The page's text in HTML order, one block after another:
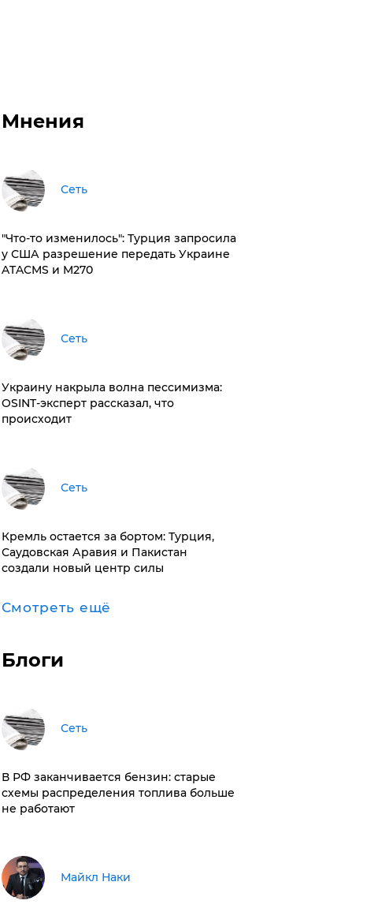
Мнения
Сеть
​"Что-то изменилось": Турция запросила
у США разрешение передать Украине
ATACMS и M270
Сеть
​Украину накрыла волна пессимизма:
OSINT-эксперт рассказал, что
происходит
Сеть
​Кремль остается за бортом: Турция,
Саудовская Аравия и Пакистан
создали новый центр силы
Смотреть ещё
Блоги
Сеть
​В РФ заканчивается бензин: старые
схемы распределения топлива больше
не работают
Майкл Наки